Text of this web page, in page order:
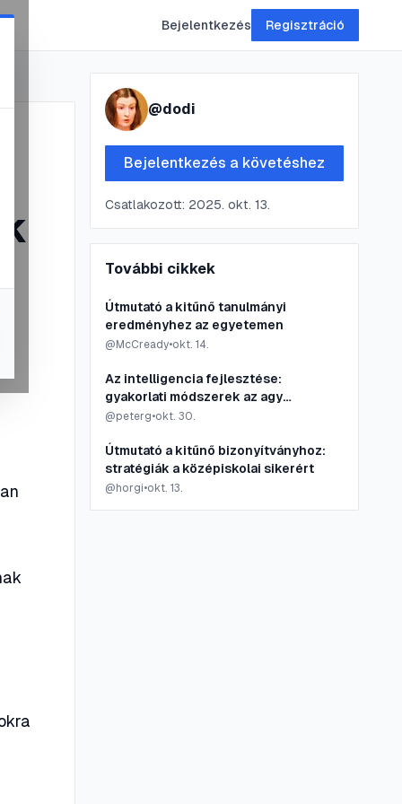
Bejelentkezés Regisztráció
@dodi
Bejelentkezés a követéshez
Csatlakozott: 2025. okt. 13.
További cikkek
Útmutató a kitűnő tanulmányi
eredményhez az egyetemen
@ McCready•okt. 14.
Az intelligencia fejlesztése:
gyakorlati módszerek az agy
edzésére
@peterg•okt. 30.
Útmutató a kitűnő bizonyítványhoz:
stratégiák a középiskolai sikerért
@ horgi•okt. 13.